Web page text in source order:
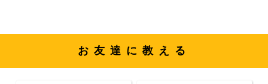
お友達に教える